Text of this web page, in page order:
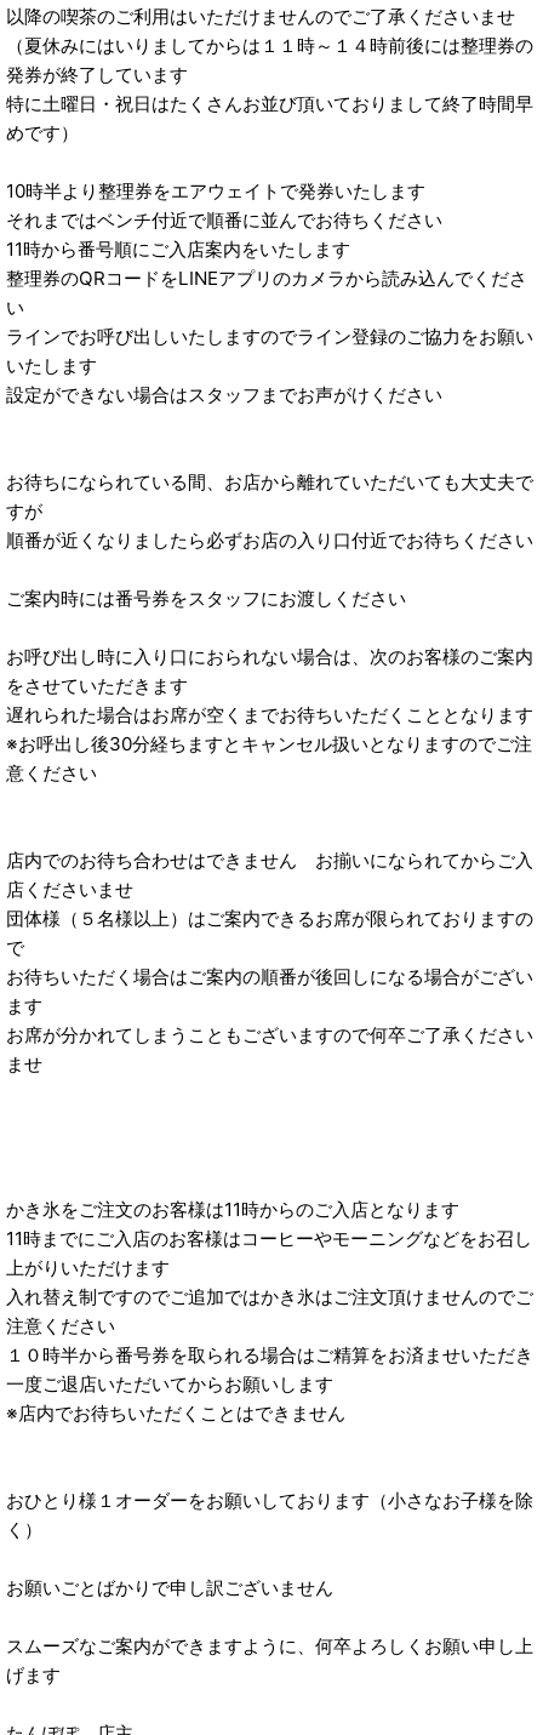
以降の喫茶のご利用はいただけませんのでご了承くださいませ
（夏休みにはいりましてからは１１時～１４時前後には整理券の
発券が終了しています
特に土曜日・祝日はたくさんお並び頂いておりまして終了時間早
めです）
10時半より整理券をエアウェイトで発券いたします
それまではベンチ付近で順番に並んでお待ちください
11時から番号順にご入店案内をいたします
整理券のQRコードをLINEアプリのカメラから読み込んでくださ
い
ラインでお呼び出しいたしますのでライン登録のご協力をお願い
いたします
設定ができない場合はスタッフまでお声がけください
お待ちになられている間、お店から離れていただいても大丈夫で
すが
順番が近くなりましたら必ずお店の入り口付近でお待ちください
ご案内時には番号券をスタッフにお渡しください
お呼び出し時に入り口におられない場合は、次のお客様のご案内
をさせていただきます
遅れられた場合はお席が空くまでお待ちいただくこととなります
※お呼出し後30分経ちますとキャンセル扱いとなりますのでご注
意ください
店内でのお待ち合わせはできません お揃いになられてからご入
店くださいませ
団体様（５名様以上）はご案内できるお席が限られておりますの
で
お待ちいただく場合はご案内の順番が後回しになる場合がござい
ます
お席が分かれてしまうこともございますので何卒ご了承ください
ませ
かき氷をご注文のお客様は11時からのご入店となります
11時までにご入店のお客様はコーヒーやモーニングなどをお召し
上がりいただけます
入れ替え制ですのでご追加ではかき氷はご注文頂けませんのでご
注意ください
１０時半から番号券を取られる場合はご精算をお済ませいただき
一度ご退店いただいてからお願いします
※店内でお待ちいただくことはできません
おひとり様１オーダーをお願いしております（小さなお子様を除
く）
お願いごとばかりで申し訳ございません
スムーズなご案内ができますように、何卒よろしくお願い申し上
げます